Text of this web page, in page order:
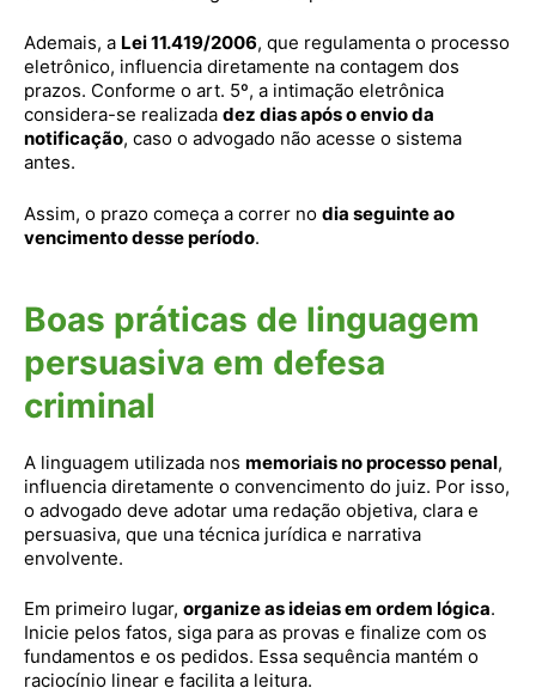
Ademais, a Lei 11.419/2006, que regulamenta o processo
eletrônico, influencia diretamente na contagem dos
prazos. Conforme o art. 5º, a intimação eletrônica
considera-se realizada dez dias após o envio da
notificação, caso o advogado não acesse o sistema
antes.
Assim, o prazo começa a correr no dia seguinte ao
vencimento desse período.
Boas práticas de linguagem
persuasiva em defesa
criminal
A linguagem utilizada nos memoriais no processo penal,
influencia diretamente o convencimento do juiz. Por isso,
o advogado deve adotar uma redação objetiva, clara e
persuasiva, que una técnica jurídica e narrativa
envolvente.
Em primeiro lugar, organize as ideias em ordem lógica.
Inicie pelos fatos, siga para as provas e finalize com os
fundamentos e os pedidos. Essa sequência mantém o
raciocínio linear e facilita a leitura.